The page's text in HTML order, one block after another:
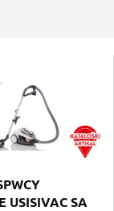
USISIVAC SA